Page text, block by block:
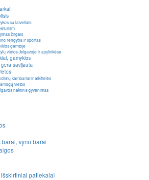
su laiveliais
žirgais
rengyba ir sportas
gamtoje
vietos Jelgavoje ir apylinkėse
gamyklos
savijauta
kambariai ir aikštelės
vietos
naktinis gyvenimas
vyno barai
patiekalai